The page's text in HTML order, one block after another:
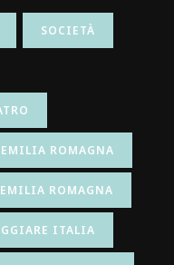
SOCIETÀ
ROMAGNA
ROMAGNA
ITALIA